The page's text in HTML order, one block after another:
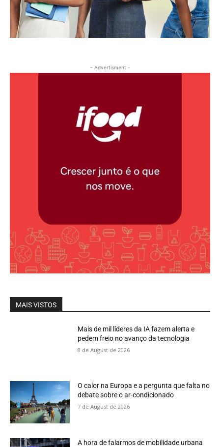
- Advertisment -
MAIS VISTOS
Mais de mil líderes da IA fazem alerta e
pedem freio no avanço da tecnologia
8 de August de 2026
O calor na Europa e a pergunta que falta no
debate sobre o ar-condicionado
7 de August de 2026
A hora de falarmos de mobilidade urbana